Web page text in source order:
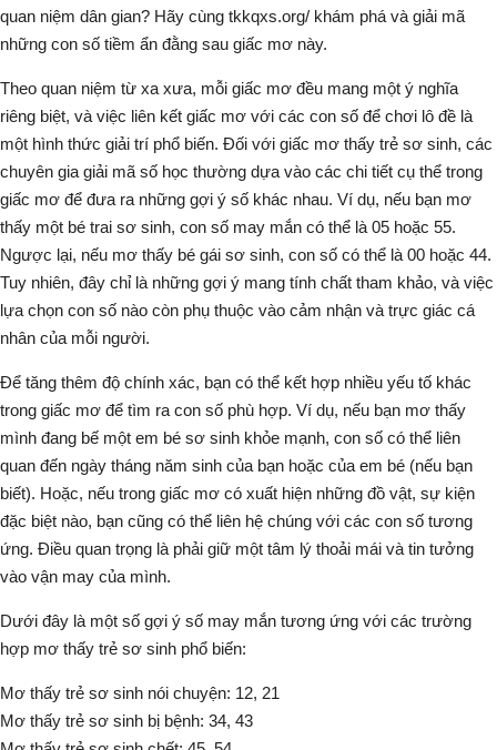
quan niệm dân gian? Hãy cùng tkkqxs.org/ khám phá và giải mã
những con số tiềm ẩn đằng sau giấc mơ này.
Theo quan niệm từ xa xưa, mỗi giấc mơ đều mang một ý nghĩa
riêng biệt, và việc liên kết giấc mơ với các con số để chơi lô đề là
một hình thức giải trí phổ biến. Đối với giấc mơ thấy trẻ sơ sinh, các
chuyên gia giải mã số học thường dựa vào các chi tiết cụ thể trong
giấc mơ để đưa ra những gợi ý số khác nhau. Ví dụ, nếu bạn mơ
thấy một bé trai sơ sinh, con số may mắn có thể là 05 hoặc 55.
Ngược lại, nếu mơ thấy bé gái sơ sinh, con số có thể là 00 hoặc 44.
Tuy nhiên, đây chỉ là những gợi ý mang tính chất tham khảo, và việc
lựa chọn con số nào còn phụ thuộc vào cảm nhận và trực giác cá
nhân của mỗi người.
Để tăng thêm độ chính xác, bạn có thể kết hợp nhiều yếu tố khác
trong giấc mơ để tìm ra con số phù hợp. Ví dụ, nếu bạn mơ thấy
mình đang bế một em bé sơ sinh khỏe mạnh, con số có thể liên
quan đến ngày tháng năm sinh của bạn hoặc của em bé (nếu bạn
biết). Hoặc, nếu trong giấc mơ có xuất hiện những đồ vật, sự kiện
đặc biệt nào, bạn cũng có thể liên hệ chúng với các con số tương
ứng. Điều quan trọng là phải giữ một tâm lý thoải mái và tin tưởng
vào vận may của mình.
Dưới đây là một số gợi ý số may mắn tương ứng với các trường
hợp mơ thấy trẻ sơ sinh phổ biến:
Mơ thấy trẻ sơ sinh nói chuyện: 12, 21
Mơ thấy trẻ sơ sinh bị bệnh: 34, 43